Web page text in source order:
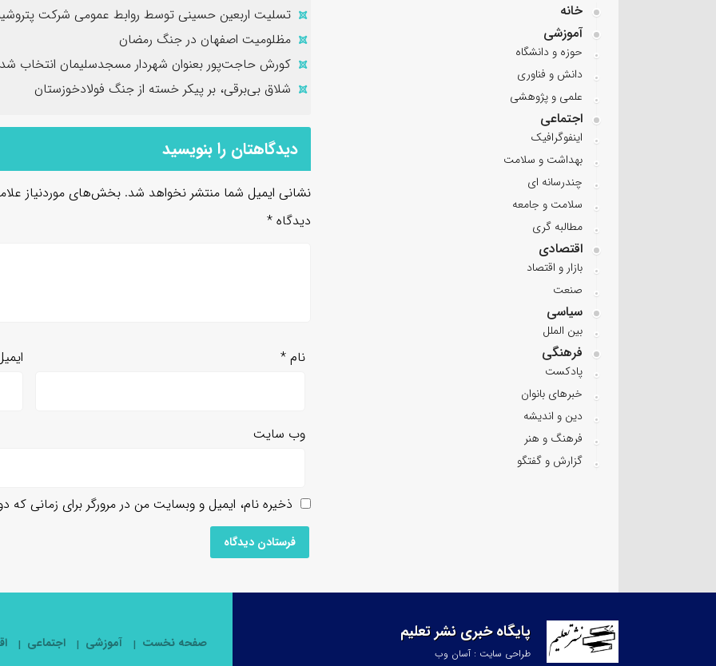
تسلیت اربعین حسینی توسط روابط عمومی شرکت
مظلومیت اصفهان در جنگ رمضان
کورش حاجت‌پور بعنوان شهردار مسجدسلیمان انتخاب شد
شلاق‌ بی‌برقی، بر پیکر خسته‌ از جنگ فولادخوزستان
دیدگاهتان را بنویسید
نشانی ایمیل شما منتشر نخواهد شد. بخش‌های موردنیاز
دیدگاه *
نام*
وب‌ سایت
ذخیره نام، ایمیل و وبسایت من در مرورگر برای زمانی که
خانه
آموزشی
حوزه و دانشگاه
دانش و فناوری
علمی و پژوهشی
اجتماعی
اینفوگرافیک
بهداشت و سلامت
چندرسانه ای
سلامت و جامعه
مطالبه گری
اقتصادی
بازار و اقتصاد
صنعت
سیاسی
بین الملل
فرهنگی
پادکست
خبرهای بانوان
دین و اندیشه
فرهنگ و هنر
گزارش و گفتگو
پایگاه خبری نشر تعلیم
طراحی سایت : آسان وب
صفحه نخست آموزشی اجتماعی